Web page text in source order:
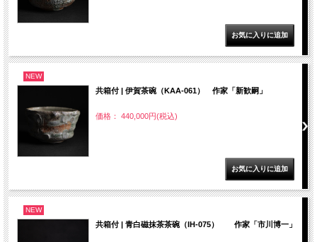
NEW
共箱付 | 伊賀茶碗（KAA-061） 作家「新歓嗣」
価格： 440,000円(税込)
NEW
共箱付 | 青白磁抹茶茶碗（IH-075） 作家「市川博一」